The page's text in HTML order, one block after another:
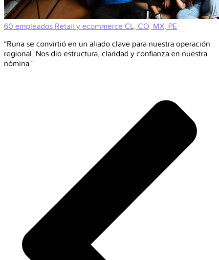
60 empleados Retail y ecommerce CL, CO, MX, PE
“Runa se convirtió en un aliado clave para nuestra operación
regional. Nos dio estructura, claridad y confianza en nuestra
nómina.”